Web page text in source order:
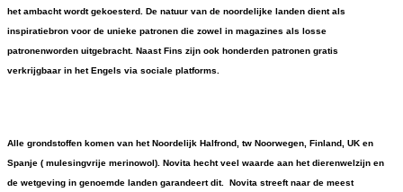
het ambachtwordt gekoesterd. De natuur van de noordelijke landen dient als
inspiratiebron voor de unieke patronen die zowel in magazines als losse
patronenworden uitgebracht. Naast Fins zijn ook honderden patronen gratis
verkrijgbaar in het Engels via sociale platforms.
Alle grondstoffen komen van het Noordelijk Halfrond, tw Noorwegen, Finland, UK en
Spanje ( mulesingvrije merinowol). Novita hechtveel waarde aan het dierenwelzijn en
de wetgeving in genoemde landen garandeert dit. Novita streeft naar de meest